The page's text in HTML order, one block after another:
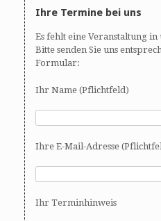
Ihre Termine bei uns
Es fehlt eine Veranstaltung
Bitte senden Sie uns
Formular:
Ihr Name (Pflichtfeld)
Ihre E-Mail-Adresse
Ihr Terminhinweis